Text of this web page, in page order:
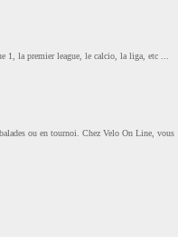
la premier league, le calcio, la liga, etc ...
ou en tournoi. Chez Velo On Line, vous